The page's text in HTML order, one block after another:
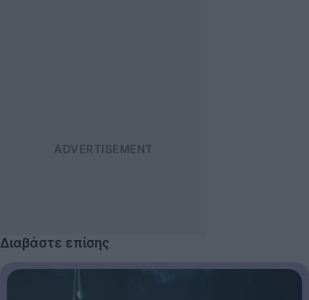
Διαβάστε επίσης